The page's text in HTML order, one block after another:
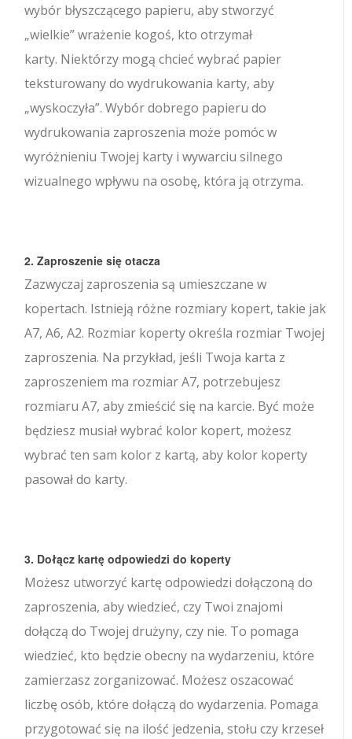
wybór błyszczącego papieru, aby stworzyć
„wielkie” wrażenie kogoś, kto otrzymał
karty. Niektórzy mogą chcieć wybrać papier
teksturowany do wydrukowania karty, aby
„wyskoczyła”. Wybór dobrego papieru do
wydrukowania zaproszenia może pomóc w
wyróżnieniu Twojej karty i wywarciu silnego
wizualnego wpływu na osobę, która ją otrzyma.
2. Zaproszenie się otacza
Zazwyczaj zaproszenia są umieszczane w
kopertach. Istnieją różne rozmiary kopert, takie jak
A7, A6, A2. Rozmiar koperty określa rozmiar Twojej
zaproszenia. Na przykład, jeśli Twoja karta z
zaproszeniem ma rozmiar A7, potrzebujesz
rozmiaru A7, aby zmieścić się na karcie. Być może
będziesz musiał wybrać kolor kopert, możesz
wybrać ten sam kolor z kartą, aby kolor koperty
pasował do karty.
3. Dołącz kartę odpowiedzi do koperty
Możesz utworzyć kartę odpowiedzi dołączoną do
zaproszenia, aby wiedzieć, czy Twoi znajomi
dołączą do Twojej drużyny, czy nie. To pomaga
wiedzieć, kto będzie obecny na wydarzeniu, które
zamierzasz zorganizować. Możesz oszacować
liczbę osób, które dołączą do wydarzenia. Pomaga
przygotować się na ilość jedzenia, stołu czy krzeseł